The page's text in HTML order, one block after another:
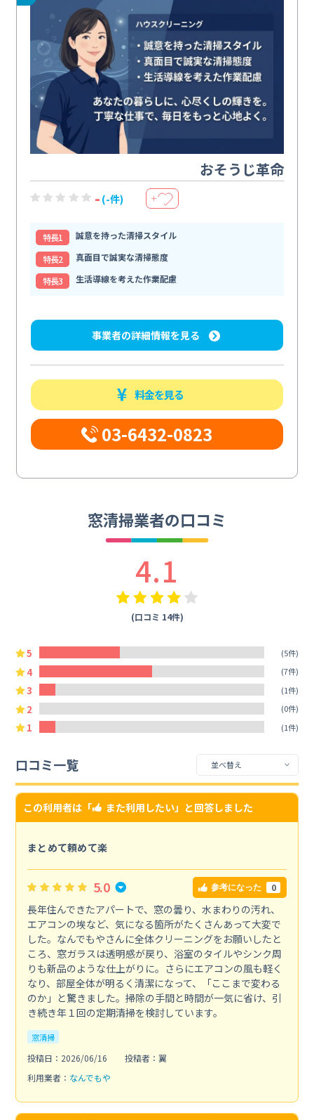
おそうじ革命
- (-件) ＋
特⻑1
誠意を持った清掃スタイル
特⻑2
真面目で誠実な清掃態度
特⻑3
生活導線を考えた作業配慮
事業者の詳細情報を見る
料金を見る
03-6432-0823
窓清掃業者の口コミ
4.1
(口コミ 14件)
5 (5件)
4 (7件)
3 (1件)
2 (0件)
1 (1件)
口コミ一覧
この利用者は「 また利用したい」と回答しました
まとめて頼めて楽
5.0 参考になった 0
長年住んできたアパートで、窓の曇り、水まわりの汚れ、
エアコンの埃など、気になる箇所がたくさんあって大変で
した。なんでもやさんに全体クリーニングをお願いしたと
ころ、窓ガラスは透明感が戻り、浴室のタイルやシンク周
りも新品のような仕上がりに。さらにエアコンの風も軽く
なり、部屋全体が明るく清潔になって、「ここまで変わる
のか」と驚きました。掃除の手間と時間が一気に省け、引
き続き年１回の定期清掃を検討しています。
窓清掃
投稿日：2026/06/16
投稿者：翼
利用業者： なんでもや